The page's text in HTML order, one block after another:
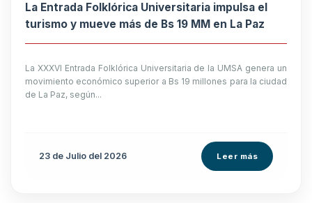
La Entrada Folklórica Universitaria impulsa el
turismo y mueve más de Bs 19 MM en La Paz
La XXXVI Entrada Folklórica Universitaria de la UMSA genera un
movimiento económico superior a Bs 19 millones para la ciudad
de La Paz, según...
23 de Julio del 2026 Leer más